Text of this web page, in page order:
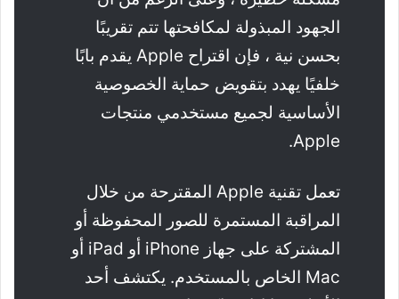
الجهود المبذولة لمكافحتها تتم تقريبًا
بحسن نية ، فإن اقتراح Apple يقدم بابًا
خلفيًا يهدد بتقويض حماية الخصوصية
الأساسية لجميع مستخدمي منتجات
Apple.
تعمل تقنية Apple المقترحة من خلال
المراقبة المستمرة للصور المحفوظة أو
المشتركة على جهاز iPhone أو iPad أو
Mac الخاص بالمستخدم. يكتشف أحد